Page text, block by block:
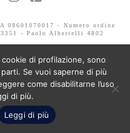
08601070017 - Numero ordine
- Paolo Albertelli 4802
di profilazione, sono
Se vuoi saperne di più
come disabilitarne l’uso
di più.
Leggi di più